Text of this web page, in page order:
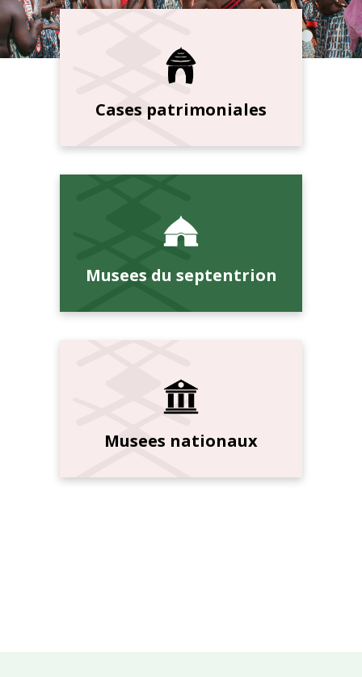
Cases patrimoniales
Musees du septentrion
Musees nationaux